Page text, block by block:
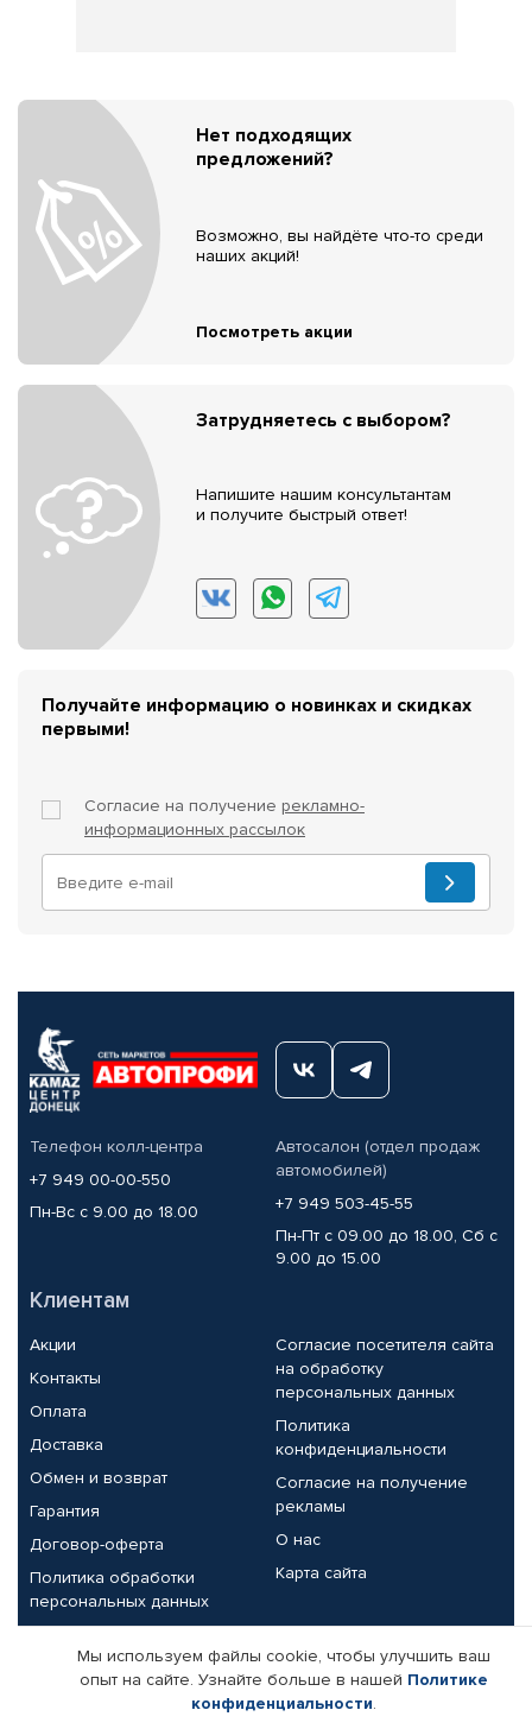
Нет подходящих
предложений?
Возможно, вы найдёте что-то среди
наших акций!
Посмотреть акции
Затрудняетесь с выбором?
Напишите нашим консультантам
и получите быстрый ответ!
Получайте информацию о новинках и скидках
первыми!
Согласие на получение рекламно-
информационных рассылок
Телефон колл-центра
+7 949 00-00-550
Пн-Вс с 9.00 до 18.00
Автосалон (отдел продаж
автомобилей)
+7 949 503-45-55
Пн-Пт с 09.00 до 18.00, Сб с
9.00 до 15.00
Клиентам
Акции
Контакты
Оплата
Доставка
Обмен и возврат
Гарантия
Договор-оферта
Политика обработки
персональных данных
Согласие посетителя сайта
на обработку
персональных данных
Политика
конфиденциальности
Согласие на получение
рекламы
О нас
Карта сайта
Партнерам
Корпоративным клиентам
Реквизиты компании
Мы используем файлы cookie, чтобы улучшить ваш
опыт на сайте. Узнайте больше в нашей Политике
конфиденциальности.